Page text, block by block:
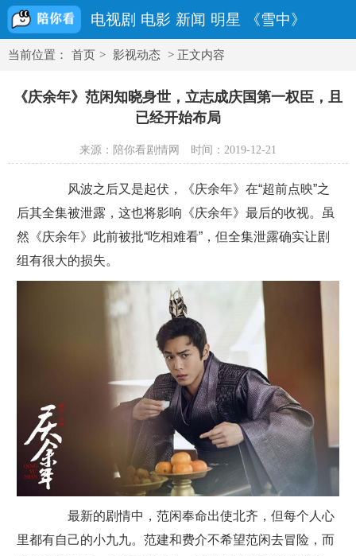
电视剧 电影 新闻 明星 《雪中》
当前位置： 首页 > 影视动态 > 正文内容
《庆余年》范闲知晓身世，立志成庆国第一权臣，且
已经开始布局
来源：陪你看剧情网 时间：2019-12-21
风波之后又是起伏，《庆余年》在“超前点映”之
后其全集被泄露，这也将影响《庆余年》最后的收视。虽
然《庆余年》此前被批“吃相难看”，但全集泄露确实让剧
组有很大的损失。
最新的剧情中，范闲奉命出使北齐，但每个人心
里都有自己的小九九。范建和费介不希望范闲去冒险，而